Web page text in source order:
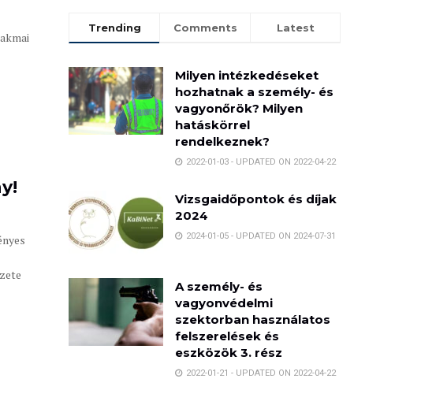
Trending Comments Latest
Milyen intézkedéseket
hozhatnak a személy- és
vagyonőrök? Milyen
hatáskörrel
rendelkeznek?
2022-01-03 - UPDATED ON 2022-04-22
Vizsgaidőpontok és díjak
2024
2024-01-05 - UPDATED ON 2024-07-31
A személy- és
vagyonvédelmi
szektorban használatos
felszerelések és
eszközök 3. rész
2022-01-21 - UPDATED ON 2022-04-22